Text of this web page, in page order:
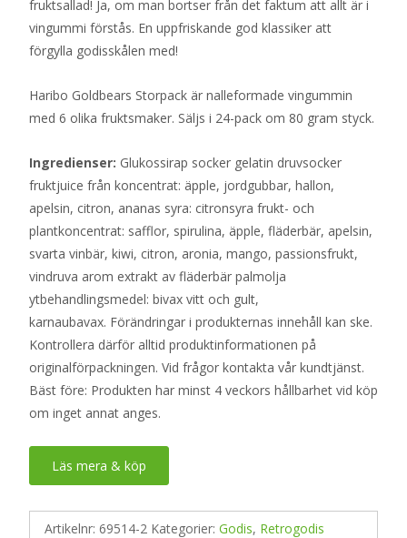
fruktsallad! Ja, om man bortser från det faktum att allt är i
vingummi förstås. En uppfriskande god klassiker att
förgylla godisskålen med!
Haribo Goldbears Storpack är nalleformade vingummin
med 6 olika fruktsmaker. Säljs i 24-pack om 80 gram styck.
Ingredienser: Glukossirap socker gelatin druvsocker
fruktjuice från koncentrat: äpple, jordgubbar, hallon,
apelsin, citron, ananas syra: citronsyra frukt- och
plantkoncentrat: safflor, spirulina, äpple, fläderbär, apelsin,
svarta vinbär, kiwi, citron, aronia, mango, passionsfrukt,
vindruva arom extrakt av fläderbär palmolja
ytbehandlingsmedel: bivax vitt och gult,
karnaubavax. Förändringar i produkternas innehåll kan ske.
Kontrollera därför alltid produktinformationen på
originalförpackningen. Vid frågor kontakta vår kundtjänst.
Bäst före: Produkten har minst 4 veckors hållbarhet vid köp
om inget annat anges.
Läs mera & köp
Artikelnr: 69514-2 Kategorier: Godis, Retrogodis